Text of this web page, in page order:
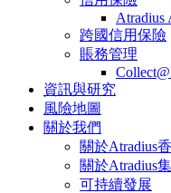
Atradius
跨國信用保險
賬務管理
資訊與研究
風險地圖
關於我們
關於Atradius
關於Atradius
可持續發展